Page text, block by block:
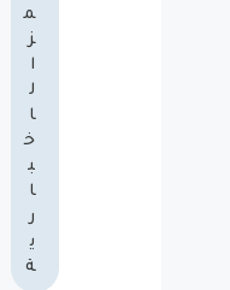
م
ز
ا
ل
ا
خ
ب
ا
ر
ي
ة